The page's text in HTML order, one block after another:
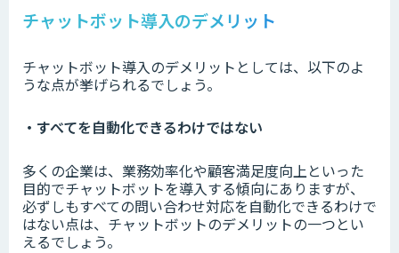
チャットボット導入のデメリット
チャットボット導入のデメリットとしては、以下のよ
うな点が挙げられるでしょう。
・すべてを自動化できるわけではない
多くの企業は、業務効率化や顧客満足度向上といった
目的でチャットボットを導入する傾向にありますが、
必ずしもすべての問い合わせ対応を自動化できるわけで
はない点は、チャットボットのデメリットの一つとい
えるでしょう。